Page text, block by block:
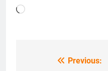
Carregando...
Navegação
Previous: